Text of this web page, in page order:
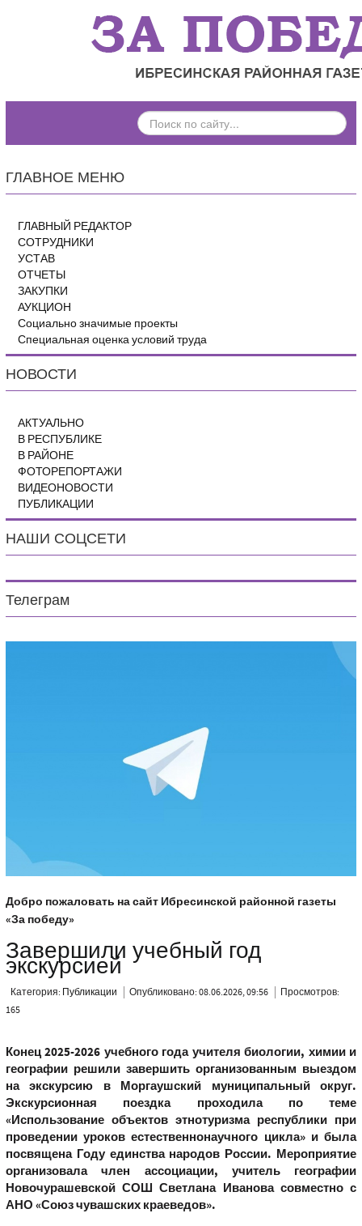
ПОИСК
ПО
ГЛАВНОЕ МЕНЮ
ГЛАВНЫЙ РЕДАКТОР
СОТРУДНИКИ
УСТАВ
ОТЧЕТЫ
ЗАКУПКИ
АУКЦИОН
Социально значимые проекты
Специальная оценка условий труда
НОВОСТИ
АКТУАЛЬНО
В РЕСПУБЛИКЕ
В РАЙОНЕ
ФОТОРЕПОРТАЖИ
ВИДЕОНОВОСТИ
ПУБЛИКАЦИИ
НАШИ СОЦСЕТИ
Телеграм
Добро пожаловать на сайт Ибресинской районной газеты
«За победу»
Завершили учебный год
экскурсией
Категория: Публикации Опубликовано: 08.06.2026, 09:56
Просмотров:
165
Конец 2025-2026 учебного года учителя биологии, химии и
географии решили завершить организованным выездом
на экскурсию в Моргаушский муниципальный округ.
Экскурсионная поездка проходила по теме
«Использование объектов этнотуризма республики при
проведении уроков естественнонаучного цикла» и была
посвящена Году единства народов России. Мероприятие
организовала член ассоциации, учитель географии
Новочурашевской СОШ Светлана Иванова совместно с
АНО «Союз чувашских краеведов».